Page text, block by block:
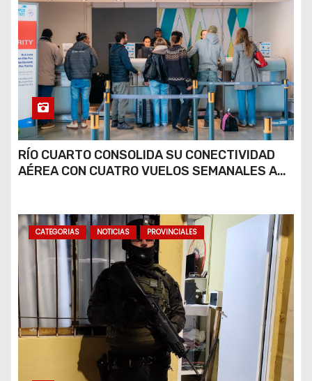
RÍO CUARTO CONSOLIDA SU CONECTIVIDAD
AÉREA CON CUATRO VUELOS SEMANALES A
CATEGORIAS NOTICIAS PROVINCIALES